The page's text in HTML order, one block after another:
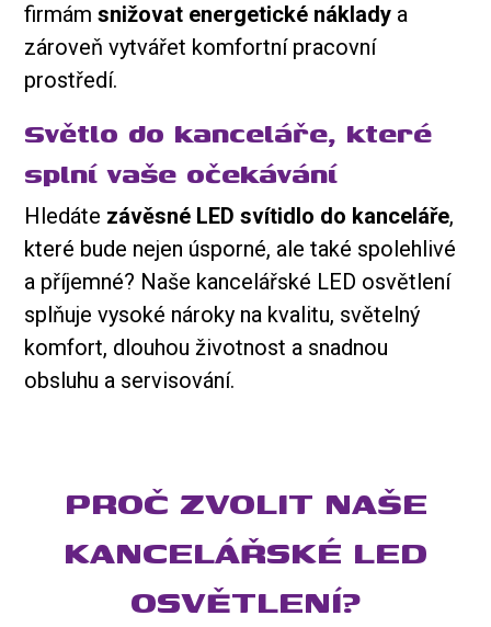
firmámsnižovat energetické náklady a
zároveň vytvářet komfortní pracovní
prostředí.
Světlo do kanceláře, které
splní vaše očekávání
Hledáte závěsné LED svítidlo do kanceláře,
které bude nejen úsporné, ale také spolehlivé
a příjemné? Naše kancelářské LED osvětlení
splňuje vysoké nároky na kvalitu, světelný
komfort, dlouhou životnost a snadnou
obsluhu a servisování.
PROČ ZVOLIT NAŠE
KANCELÁŘSKÉ LED
OSVĚTLENÍ?